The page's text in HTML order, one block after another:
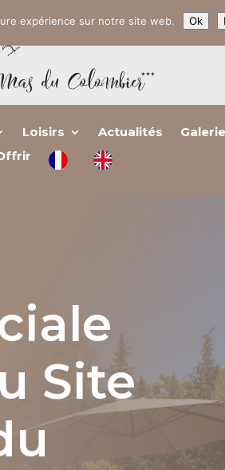
Loisirs Actualités
Galerie
Site
expérience sur notre site web. Ok